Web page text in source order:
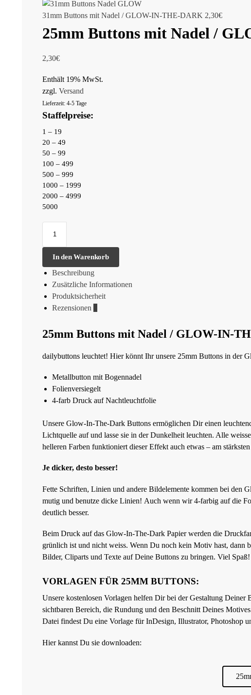
31mm Buttons mit Nadel / GLOW-IN-THE-DARK 2,30€
25mm Buttons mit Nadel /
2,30€
Enthält 19% MwSt.
zzgl. Versand
Lieferzeit: 4-5 Tage
Staffelpreise:
1 – 19
20 – 49
50 – 99
100 – 499
500 – 999
1000 – 1999
2000 – 4999
5000
In den Warenkorb
Beschreibung
Zusätzliche Informationen
Produktsicherheit
Rezensionen
25mm Buttons mit Nadel / GLOW-IN-
dailybuttons leuchtet! Hier könnt Ihr unsere 25mm Buttons in der
Metallbutton mit Bogennadel
Folienversiegelt
4-farb Druck auf Nachtleuchtfolie
Unsere Glow-In-The-Dark Buttons ermöglichen Dir einen
Lichtquelle auf und lasse sie in der Dunkelheit leuchten. Alle
helleren Farben funktioniert dieser Effekt auch etwas – am
Je dicker, desto besser!
Fette Schriften, Linien und andere Bildelemente kommen bei den
mutig und benutze dicke Linien! Auch wenn wir 4-farbig auf die
deutlich besser.
Beim Druck auf das Glow-In-The-Dark Papier werden die
grünlich ist und nicht weiss. Wenn Du noch kein Motiv hast, dann
Bilder, Cliparts und Texte auf Deine Buttons zu bringen. Viel Spaß!
VORLAGEN FÜR 25MM BUTTONS:
Unsere kostenlosen Vorlagen helfen Dir bei der Gestaltung
sichtbaren Bereich, die Rundung und den Beschnitt Deines
Datei findest Du eine Vorlage für InDesign, Illustrator, Photoshop
Hier kannst Du sie downloaden: